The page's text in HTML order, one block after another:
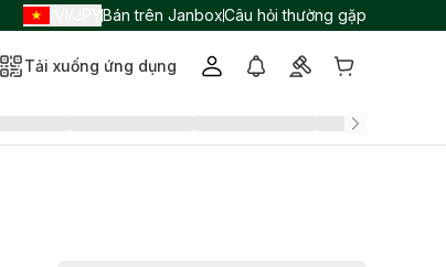
Bán trên JanboxCâu hỏi thường gặp
Tải xuống ứng dụng